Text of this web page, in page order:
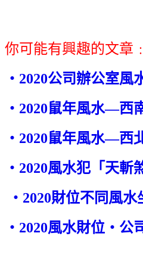
你可能有興趣的文章﹕
‧2020公司辦公室風
‧2020鼠年風水—西
‧2020鼠年風水—西
‧2020風水犯「天
‧2020財位不同風
‧2020風水財位‧公